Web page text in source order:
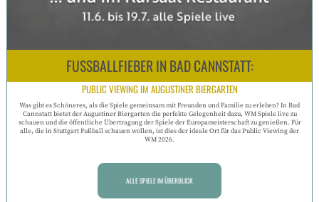
FUSSBALLFIEBER IN BAD CANNSTATT:
PUBLIC VIEWING IM AUGUSTINER BIERGARTEN
Was gibt es Schöneres, als die Spiele gemeinsam mit Freunden und Familie zu erleben? In Bad
Cannstatt bietet der Augustiner Biergarten die perfekte Gelegenheit dazu, WM Spiele live zu
schauen und die öffentliche Übertragung der Spiele der Europameisterschaft zu genießen. Für
alle, die in Stuttgart Fußball schauen wollen, ist dies der ideale Ort für das Public Viewing der
WM 2026.
ALLE SPIELE IM ÜBERBLICK